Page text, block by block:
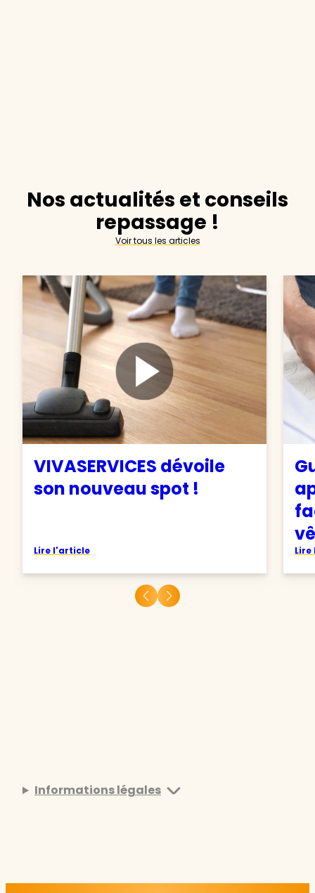
Nos actualités et conseils
repassage !
Voir tous les articles
VIVASERVICES dévoile
son nouveau spot !
Lire l'article
Informations légales